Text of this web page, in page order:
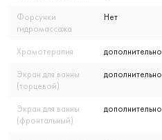
Форсунки
гидромассажа
Нет
Хромотерапия дополнительно
Экран для ванны
(торцевой)
дополнительно
Экран для ванны
(фронтальный)
дополнительно